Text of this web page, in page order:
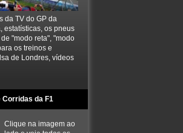
da TV do GP da
estatísticas, os pneus
"modo reta", "modo
os treinos e
de Londres, vídeos
Corridas da F1
Clique na imagem ao